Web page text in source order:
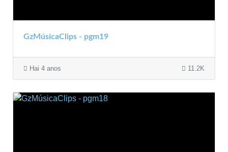
GzMúsicaClips - pgm19
Hai 4 anos 11.2K